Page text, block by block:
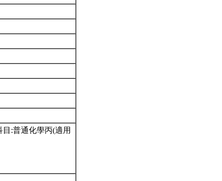
:普通化學丙(適用